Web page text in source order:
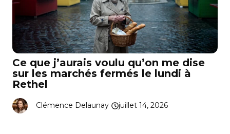
Ce que j’aurais voulu qu’on me dise
sur les marchés fermés le lundi à
Rethel
Clémence Delaunay juillet 14, 2026